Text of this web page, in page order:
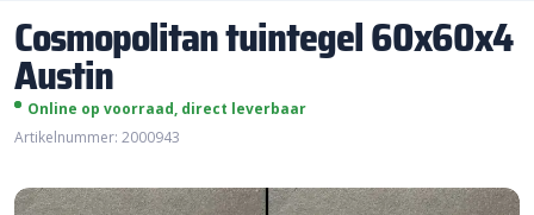
Cosmopolitan tuintegel 60x60x4
Austin
Online op voorraad, direct leverbaar
Artikelnummer: 2000943